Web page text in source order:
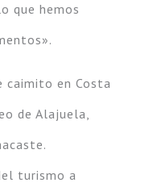
que hemos
caimito en Costa
de Alajuela,
turismo a